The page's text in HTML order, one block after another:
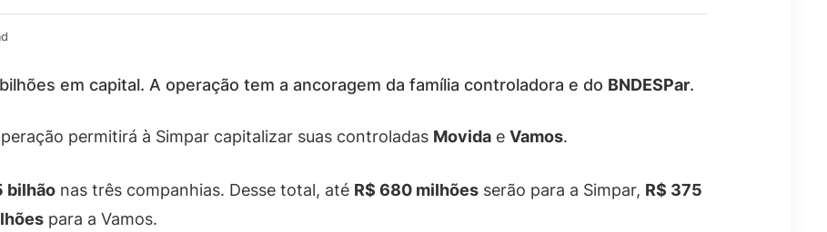
em capital. A operação tem a ancoragem da família controladora e do BNDESPar.
permitirá à Simpar capitalizar suas controladas Movida e Vamos.
bilhão nas três companhias. Desse total, até R$ 680 milhões serão para a Simpar, R$ 375
para a Vamos.